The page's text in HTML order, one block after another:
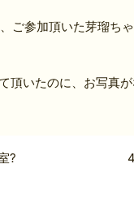
ご参加頂いた芽瑠ち
頂いたのに、お写真
?